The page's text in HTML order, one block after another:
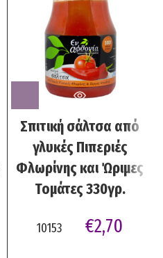
Σπιτική σάλτσα από
γλυκές Πιπεριές
Φλωρίνης και Ώριμες
Τομάτες 330γρ.
10153 €2,70